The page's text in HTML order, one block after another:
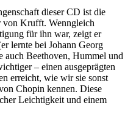
dieser CD ist die
von Krufft. Wenngleich
für ihn war, zeigt er
lernte bei Johann Georg
auch Beethoven, Hummel und
– einen ausgeprägten
erreicht, wie wir sie sonst
Chopin kennen. Diese
Leichtigkeit und einem